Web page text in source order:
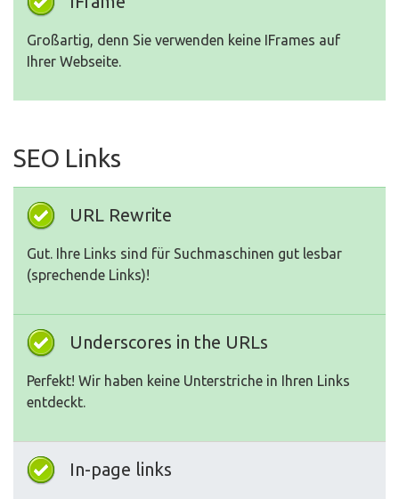
Großartig, denn Sie verwenden keine IFrames auf
Ihrer Webseite.
SEO Links
URL Rewrite
Gut. Ihre Links sind für Suchmaschinen gut lesbar
(sprechende Links)!
Underscores in the URLs
Perfekt! Wir haben keine Unterstriche in Ihren Links
entdeckt.
In-page links